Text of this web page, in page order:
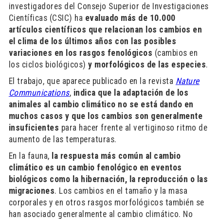
investigadores del Consejo Superior de Investigaciones
Científicas (CSIC) ha evaluado más de 10.000
artículos científicos que relacionan los cambios en
el clima de los últimos años con las posibles
variaciones en los rasgos fenológicos (cambios en
los ciclos biológicos)y morfológicos de las especies.
El trabajo, que aparece publicado en la revista Nature
Communications, indica que la adaptación de los
animales al cambio climático no se está dando en
muchos casos y que los cambios son generalmente
insuficientes para hacer frente al vertiginoso ritmo de
aumento de las temperaturas.
En la fauna, la respuesta más común al cambio
climático es un cambio fenológico en eventos
biológicos como la hibernación, la reproducción o las
migraciones. Los cambios en el tamaño y la masa
corporales y en otros rasgos morfológicos también se
han asociado generalmente al cambio climático. No